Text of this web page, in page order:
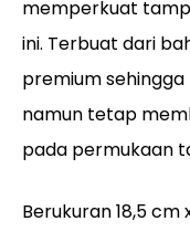
memperkuat
ini. Terbuat dari
premium
namun tetap
pada permukaan
Berukuran 18,5 cm